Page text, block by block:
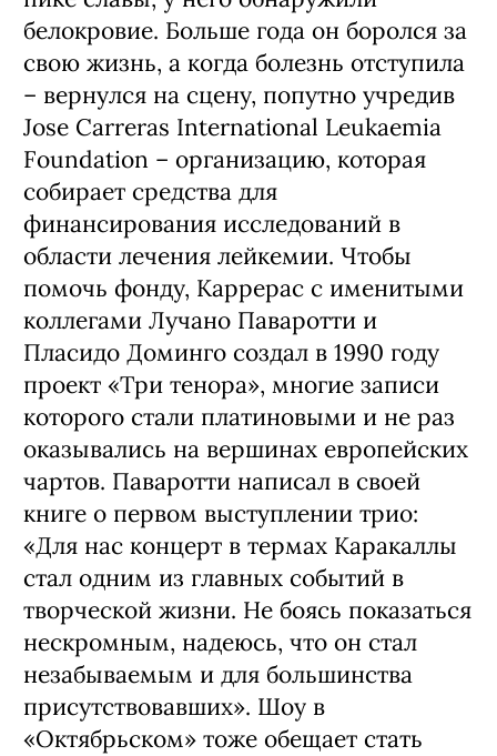
белокровие. Больше года он боролся за
свою жизнь, а когда болезнь отступила
– вернулся на сцену, попутно учредив
Jose Carreras International Leukaemia
Foundation – организацию, которая
собирает средства для
финансирования исследований в
области лечения лейкемии. Чтобы
помочь фонду, Каррерас с именитыми
коллегами Лучано Паваротти и
Пласидо Доминго создал в 1990 году
проект «Три тенора», многие записи
которого стали платиновыми и не раз
оказывались на вершинах европейских
чартов. Паваротти написал в своей
книге о первом выступлении трио:
«Для нас концерт в термах Каракаллы
стал одним из главных событий в
творческой жизни. Не боясь показаться
нескромным, надеюсь, что он стал
незабываемым и для большинства
присутствовавших». Шоу в
«Октябрьском» тоже обещает стать